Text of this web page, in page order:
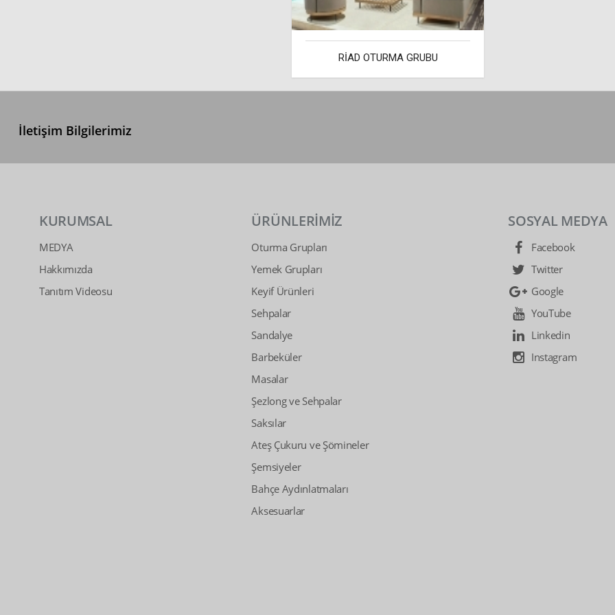
RİAD OTURMA GRUBU
İletişim Bilgilerimiz
KURUMSAL
MEDYA
Hakkımızda
Tanıtım Videosu
ÜRÜNLERİMİZ
Oturma Grupları
Yemek Grupları
Keyif Ürünleri
Sehpalar
Sandalye
Barbeküler
Masalar
Şezlong ve Sehpalar
Saksılar
Ateş Çukuru ve Şömineler
Şemsiyeler
Bahçe Aydınlatmaları
Aksesuarlar
SOSYAL MEDYA
Facebook
Twitter
Google
YouTube
Linkedin
Instagram